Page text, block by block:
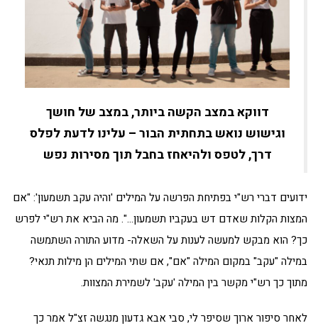
דווקא במצב הקשה ביותר, במצב של חושך
וגישוש נואש בתחתית הבור – עלינו לדעת לפלס
דרך, לטפס ולהיאחז בחבל תוך מסירות נפש
ידועים דברי רש"י בפתיחת הפרשה על המילים 'והיה עקב תשמעון': "אם
המצות הקלות שאדם דש בעקביו תשמעון…". מה הביא את רש"י לפרש
כך? הוא מבקש למעשה לענות על השאלה- מדוע התורה השתמשה
במילה "עקב" במקום המילה "אם", אם שתי המילים הן מילות תנאי?
מתוך כך רש"י מקשר בין המילה 'עקב' לשמירת המצוות.
לאחר סיפור ארוך שסיפר לי, סבי אבא גדעון מנגשה זצ"ל אמר כך